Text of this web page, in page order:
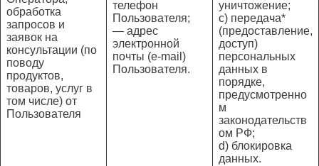
обработка
запросов и
заявок на
консультации (по
поводу
продуктов,
товаров, услуг в
том числе) от
Пользователя
телефон
Пользователя;
— адрес
электронной
почты (e-mail)
Пользователя.
уничтожение;
c) передача*
(предоставление,
доступ)
персональных
данных в
порядке,
предусмотренно
м
законодательств
ом РФ;
d) блокировка
данных.